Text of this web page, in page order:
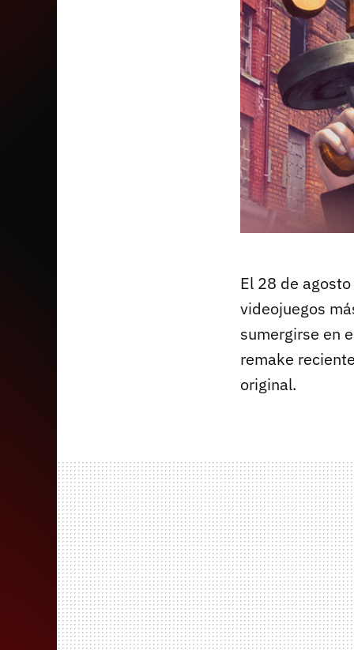
El 28 de
videojuegos
sumergirse en
remake
original.